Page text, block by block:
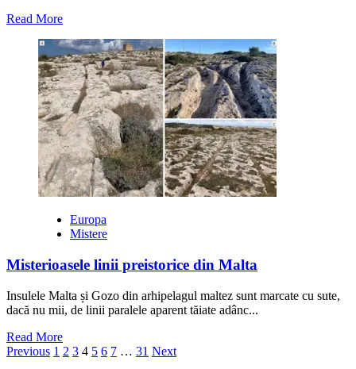
Read MoreRead
about
Strania
rezonanţă
Schumann
Europa
Mistere
Misterioasele linii preistorice din Malta
Insulele Malta și Gozo din arhipelagul maltez sunt marcate cu sute,
dacă nu mii, de linii paralele aparent tăiate adânc...
Read MoreRead
more
Paginație
Previous 1 2 3 4 5 6 7 … 31 Next